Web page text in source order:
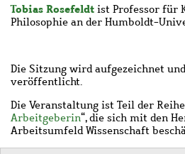
Tobias Rosefeldt ist Professor für
Philosophie an der Humboldt-
Die Sitzung wird aufgezeichnet
veröffentlicht.
Die Veranstaltung ist Teil der Reihe
Arbeitgeberin“, die sich mit den
Arbeitsumfeld Wissenschaft